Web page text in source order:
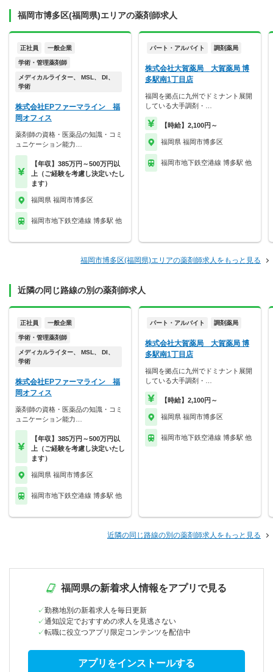
福岡市博多区(福岡県)エリアの薬剤師求人
正社員 一般企業
学術・管理薬剤師
メディカルライター、 MSL、 DI、
学術
株式会社EPファーマライン 福
岡オフィス
薬剤師の資格・医薬品の知識・コミ
ュニケーション能力…
【年収】385万円～500万円以
上（ご経験を考慮し決定いたし
ます）
福岡県 福岡市博多区
福岡市地下鉄空港線 博多駅 他
パート・アルバイト 調剤薬局
株式会社大賀薬局 大賀薬局 博
多駅南1丁目店
福岡を拠点に九州でドミナント展開
している大手調剤・…
【時給】2,100円～
福岡県 福岡市博多区
福岡市地下鉄空港線 博多駅 他
福岡市博多区(福岡県)エリアの薬剤師求人をもっと見る
近隣の同じ路線の別の薬剤師求人
正社員 一般企業
学術・管理薬剤師
メディカルライター、 MSL、 DI、
学術
株式会社EPファーマライン 福
岡オフィス
薬剤師の資格・医薬品の知識・コミ
ュニケーション能力…
【年収】385万円～500万円以
上（ご経験を考慮し決定いたし
ます）
福岡県 福岡市博多区
福岡市地下鉄空港線 博多駅 他
パート・アルバイト 調剤薬局
株式会社大賀薬局 大賀薬局 博
多駅南1丁目店
福岡を拠点に九州でドミナント展開
している大手調剤・…
【時給】2,100円～
福岡県 福岡市博多区
福岡市地下鉄空港線 博多駅 他
近隣の同じ路線の別の薬剤師求人をもっと見る
福岡県の新着求人情報をアプリで見る
勤務地別の新着求人を毎日更新
通知設定でおすすめの求人を見逃さない
転職に役立つアプリ限定コンテンツを配信中
アプリをインストールする